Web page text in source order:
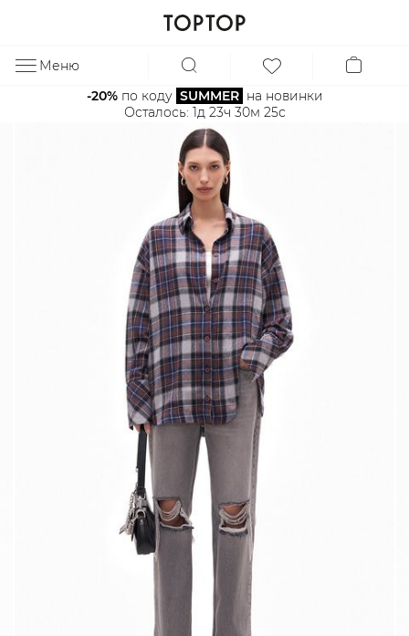
Меню
-20% по коду SUMMER на новинки
Осталось: 1д 23ч 30м 24с